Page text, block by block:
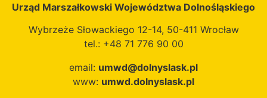
Urząd Marszałkowski Województwa Dolnośląskiego
Wybrzeże Słowackiego 12-14, 50-411 Wrocław
tel.: +48 71 776 90 00
email: umwd@dolnyslask.pl
www: umwd.dolnyslask.pl